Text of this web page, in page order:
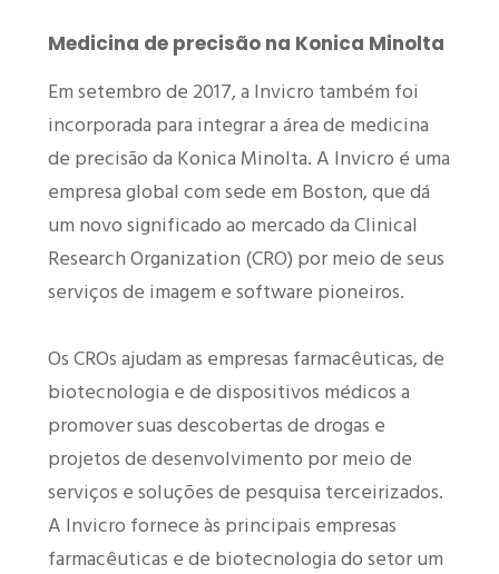
Medicina de precisão na Konica Minolta
Em setembro de 2017, a Invicro também foi
incorporada para integrar a área de medicina
de precisão da Konica Minolta. A Invicro é uma
empresa global com sede em Boston, que dá
um novo significado ao mercado da Clinical
Research Organization (CRO) por meio de seus
serviços de imagem e software pioneiros.
Os CROs ajudam as empresas farmacêuticas, de
biotecnologia e de dispositivos médicos a
promover suas descobertas de drogas e
projetos de desenvolvimento por meio de
serviços e soluções de pesquisa terceirizados.
A Invicro fornece às principais empresas
farmacêuticas e de biotecnologia do setor um